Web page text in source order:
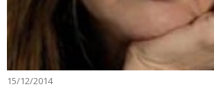
15/12/2014